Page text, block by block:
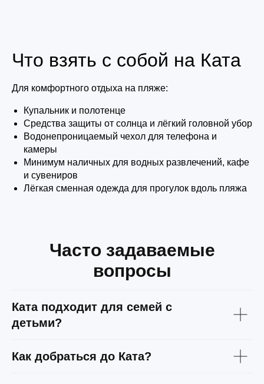
Что взять с собой на Ката
Для комфортного отдыха на пляже:
Купальник и полотенце
Средства защиты от солнца и лёгкий головной убор
Водонепроницаемый чехол для телефона и
камеры
Минимум наличных для водных развлечений, кафе
и сувениров
Лёгкая сменная одежда для прогулок вдоль пляжа
Часто задаваемые
вопросы
Ката подходит для семей с
детьми?
Как добраться до Ката?